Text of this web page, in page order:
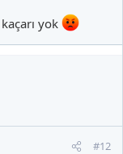
yok
#12